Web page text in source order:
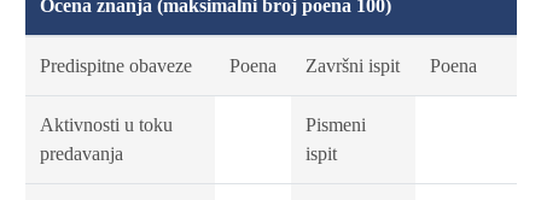
Ocena znanja (maksimalni broj poena 100)
Predispitne obaveze Poena Završni ispit Poena
Aktivnosti u toku
predavanja
Pismeni
ispit